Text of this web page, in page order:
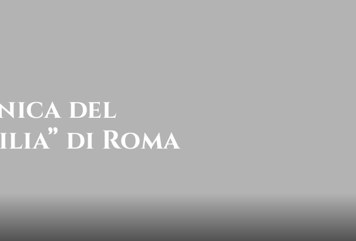
del
di Roma